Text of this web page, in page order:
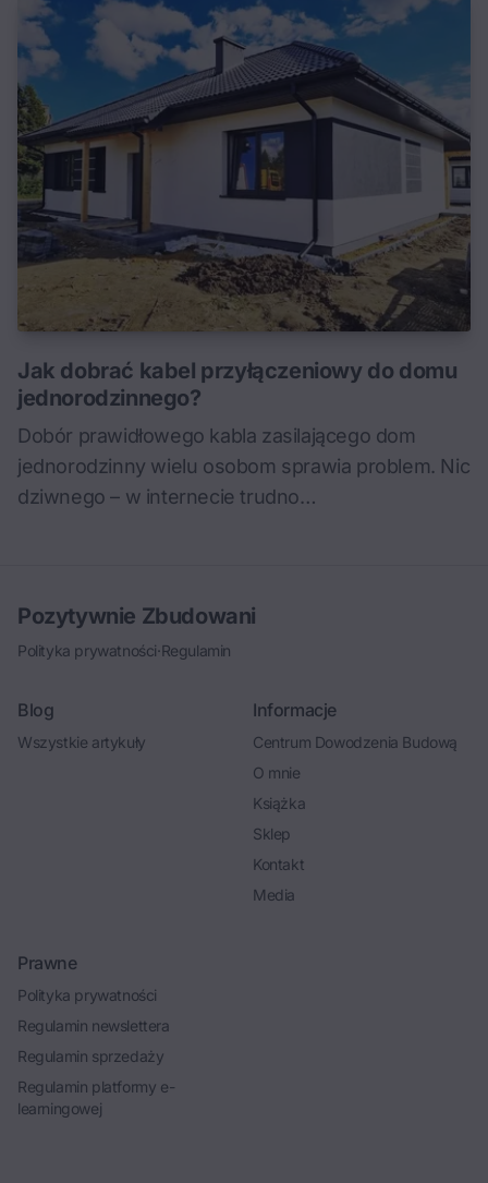
Jak dobrać kabel przyłączeniowy do domu
jednorodzinnego?
Dobór prawidłowego kabla zasilającego dom
jednorodzinny wielu osobom sprawia problem. Nic
dziwnego – w internecie trudno…
Pozytywnie Zbudowani
Polityka prywatności·Regulamin
Blog
Wszystkie artykuły
Informacje
Centrum Dowodzenia Budową
O mnie
Książka
Sklep
Kontakt
Media
Prawne
Polityka prywatności
Regulamin newslettera
Regulamin sprzedaży
Regulamin platformy e-
learningowej